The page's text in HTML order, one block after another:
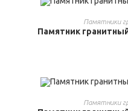
Памятники
Памятник
Памятники